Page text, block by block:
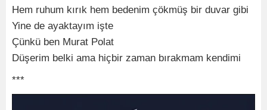
Hem ruhum kırık hem bedenim çökmüş bir duvar gibi
Yine de ayaktayım işte
Çünkü ben Murat Polat
Düşerim belki ama hiçbir zaman bırakmam kendimi
***